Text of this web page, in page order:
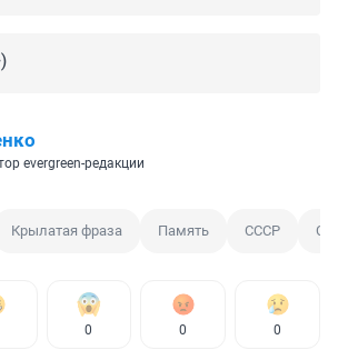
evergreen-редакции
Крылатая фраза Память СССР
0 0 0